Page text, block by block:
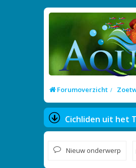
Forumoverzicht
Cichliden uit het
Nieuw onderwerp